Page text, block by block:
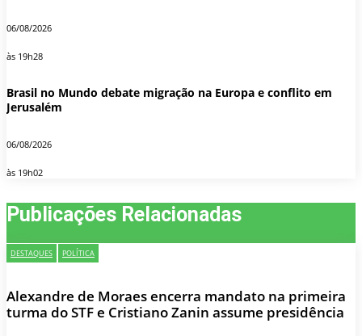
06/08/2026
às 19h28
Brasil no Mundo debate migração na Europa e conflito em
Jerusalém
06/08/2026
às 19h02
Publicações Relacionadas
DESTAQUES POLÍTICA
Alexandre de Moraes encerra mandato na primeira
turma do STF e Cristiano Zanin assume presidência